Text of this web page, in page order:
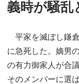
義時が騒乱
平家を滅ぼし鎌
に急死した。嫡男
の有力御家人が合
そのメンバーに選